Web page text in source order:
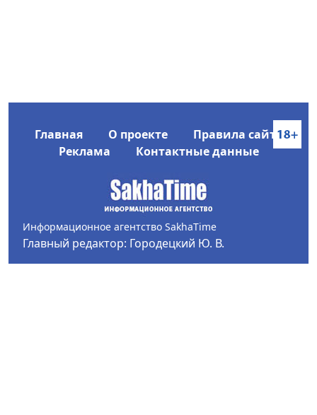
Главная О проекте
Правила сайта
Реклама
Контактные данные
Информационное агентство SakhaTime
Главный редактор: Городецкий Ю. В.